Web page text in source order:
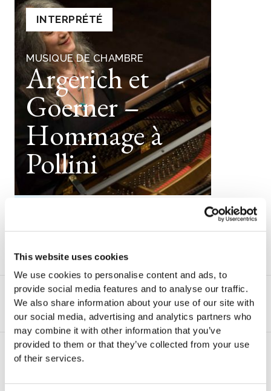
This website uses cookies
We use cookies to personalise content and ads, to
provide social media features and to analyse our traffic.
We also share information about your use of our site with
our social media, advertising and analytics partners who
may combine it with other information that you’ve
provided to them or that they’ve collected from your use
of their services.
SOLD OUT
MUSIQUE DE CHAMBRE
Argerich et
Goerner –
Hommage à
Pollini
INTERPRÉTÉ
Pierre Boulez Great Hall –
Philharmonie
Parcours
S’abonner